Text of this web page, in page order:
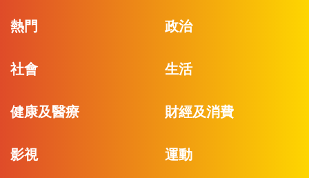
熱門 政治
社會 生活
健康及醫療 財經及消費
影視 運動